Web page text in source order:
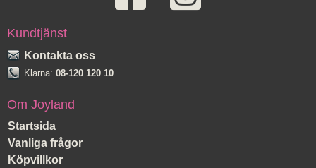
Kundtjänst
Kontakta oss
Klarna: 08-120 120 10
Om Joyland
Startsida
Vanliga frågor
Köpvillkor